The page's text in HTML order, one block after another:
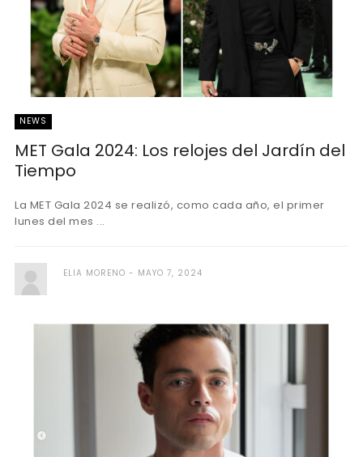
NEWS
MET Gala 2024: Los relojes del Jardín del
Tiempo
La MET Gala 2024 se realizó, como cada año, el primer
lunes del mes ...
ELIA MORENO MAYO 7, 2024